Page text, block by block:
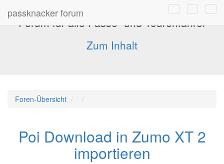
passknacker forum
Forum für alle Pässe- und Tourenfahrer
Zum Inhalt
Foren-Übersicht
Poi Download in Zumo XT 2
importieren